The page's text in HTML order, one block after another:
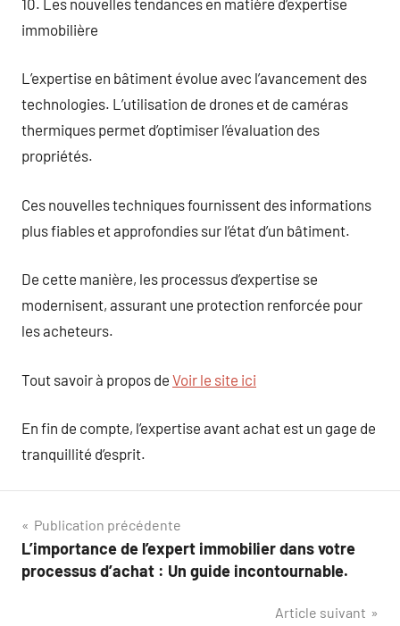
immobilière
L’expertise en bâtiment évolue avec l’avancement des
technologies. L’utilisation de drones et de caméras
thermiques permet d’optimiser l’évaluation des
propriétés.
Ces nouvelles techniques fournissent des informations
plus fiables et approfondies sur l’état d’un bâtiment.
De cette manière, les processus d’expertise se
modernisent, assurant une protection renforcée pour
les acheteurs.
Tout savoir à propos de Voir le site ici
En fin de compte, l’expertise avant achat est un gage de
tranquillité d’esprit.
Navigation
de
Publication précédente
L’importance de l’expert immobilier dans votre
processus d’achat : Un guide incontournable.
Article suivant